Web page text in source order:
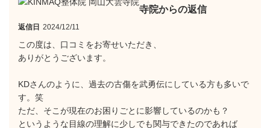
寺院からの返信
返信日 2024/12/11
この度は、口コミをお寄せいただき、
ありがとうございます。
KDさんのように、過去の古傷を武勇伝にしている方も多いで
す。笑
ただ、そこが現在のお困りごとに影響しているのかも？
というような目線の理解に少しでも関与できたのであれば